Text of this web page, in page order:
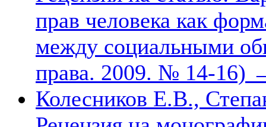
прав человека как
между социальными
права. 2009. № 14-16)
Колесников Е.В.,